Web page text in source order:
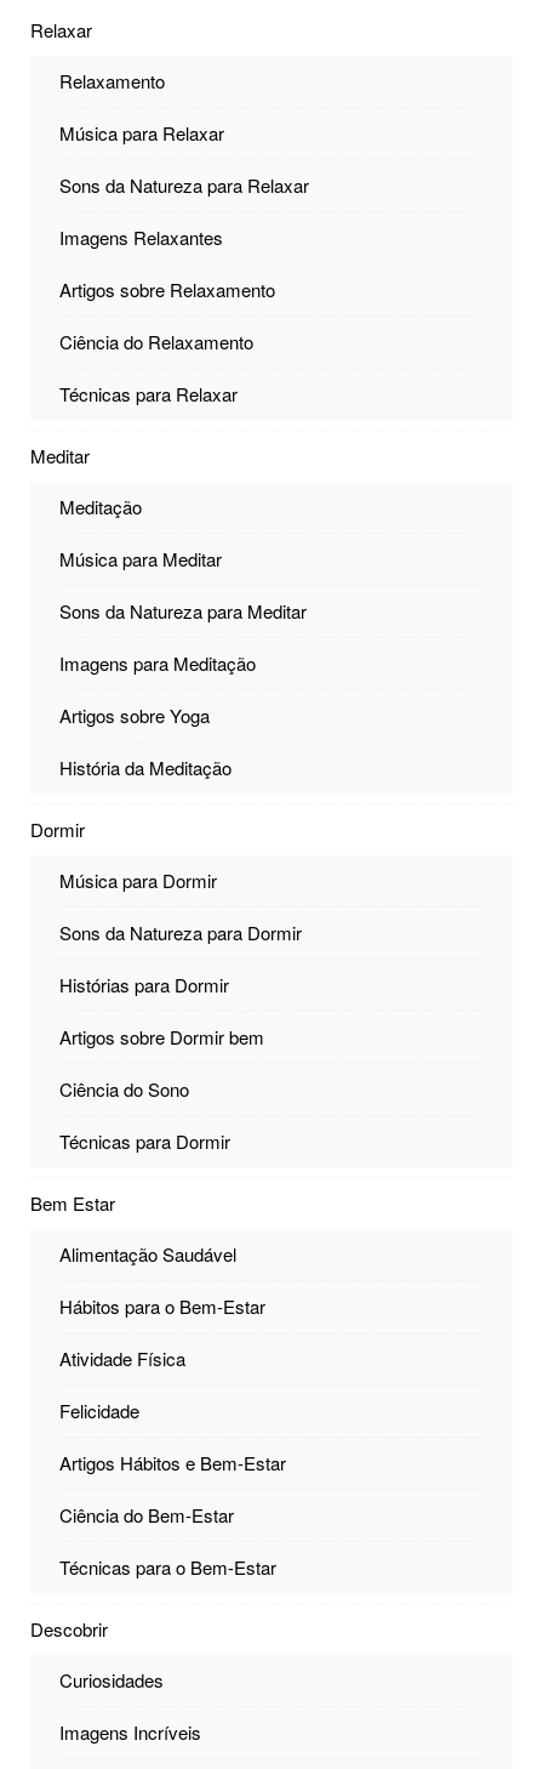
Relaxar
Relaxamento
Música para Relaxar
Sons da Natureza para Relaxar
Imagens Relaxantes
Artigos sobre Relaxamento
Ciência do Relaxamento
Técnicas para Relaxar
Meditar
Meditação
Música para Meditar
Sons da Natureza para Meditar
Imagens para Meditação
Artigos sobre Yoga
História da Meditação
Dormir
Música para Dormir
Sons da Natureza para Dormir
Histórias para Dormir
Artigos sobre Dormir bem
Ciência do Sono
Técnicas para Dormir
Bem Estar
Alimentação Saudável
Hábitos para o Bem-Estar
Atividade Física
Felicidade
Artigos Hábitos e Bem-Estar
Ciência do Bem-Estar
Técnicas para o Bem-Estar
Descobrir
Curiosidades
Imagens Incríveis